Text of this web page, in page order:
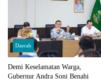
Daerah
Demi Keselamatan Warga,
Gubernur Andra Soni Benahi